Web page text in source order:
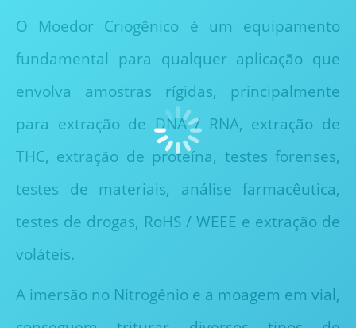
O Moedor Criogênico é um equipamento
fundamental para qualquer aplicação que
envolva amostras rígidas, principalmente
para extração de DNA / RNA, extração de
THC, extração de proteína, testes forenses,
testes de materiais, análise farmacêutica,
testes de drogas, RoHS / WEEE e extração de
voláteis.
A imersão no Nitrogênio e a moagem em vial,